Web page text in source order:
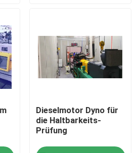
Dieselmotor Dyno für
die Haltbarkeits-
Prüfung